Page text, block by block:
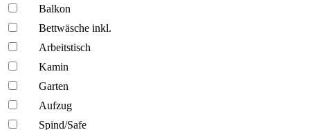
Balkon
Bettwäsche inkl.
Arbeitstisch
Kamin
Garten
Aufzug
Spind/Safe